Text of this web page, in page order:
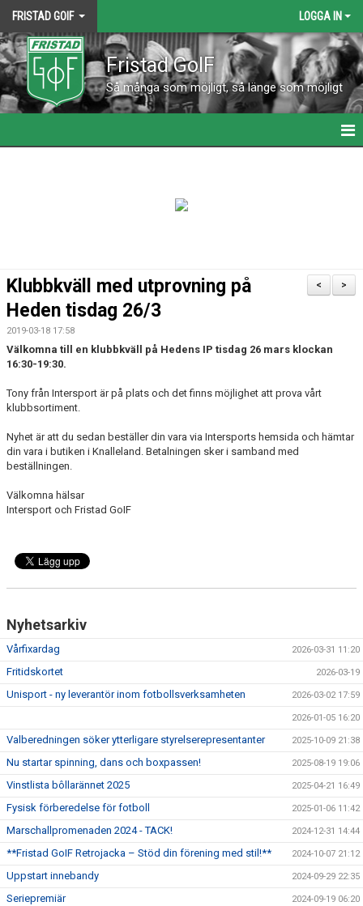
FRISTAD GOIF LOGGA IN
Fristad GoIF
Så många som möjligt, så länge som möjligt
VÅRA LAG
MATCHER
SISU
STÖDJANDE MEDLEM
BILDGALLERI
>
<
Klubbkväll med utprovning på
Heden tisdag 26/3
2019-03-18 17:58
Välkomna till en klubbkväll på Hedens IP tisdag 26 mars klockan
16:30-19:30.
Tony från Intersport är på plats och det finns möjlighet att prova vårt
klubbsortiment.
Nyhet är att du sedan beställer din vara via Intersports hemsida och hämtar
din vara i butiken i Knalleland. Betalningen sker i samband med
beställningen.
Välkomna hälsar
Intersport och Fristad GoIF
Nyhetsarkiv
Vårfixardag 2026-03-31 11:20
Fritidskortet 2026-03-19
Unisport - ny leverantör inom fotbollsverksamheten 2026-03-02 17:59
2026-01-05 16:20
Valberedningen söker ytterligare styrelserepresentanter 2025-10-09 21:38
Nu startar spinning, dans och boxpassen! 2025-08-19 19:06
Vinstlista bôllarännet 2025 2025-04-21 16:49
Fysisk förberedelse för fotboll 2025-01-06 11:42
Marschallpromenaden 2024 - TACK! 2024-12-31 14:44
**Fristad GoIF Retrojacka – Stöd din förening med stil!** 2024-10-07 21:12
Uppstart innebandy 2024-09-29 22:35
Seriepremiär 2024-09-19 06:20